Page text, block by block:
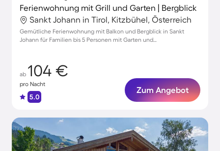
Ferienwohnung mit Grill und Garten | Bergblick
Sankt Johann in Tirol, Kitzbühel, Österreich
Gemütliche Ferienwohnung mit Balkon und Bergblick in Sankt
Johann für Familien bis 5 Personen mit Garten und
ab 104 €
pro Nacht
5.0
Zum Angebot